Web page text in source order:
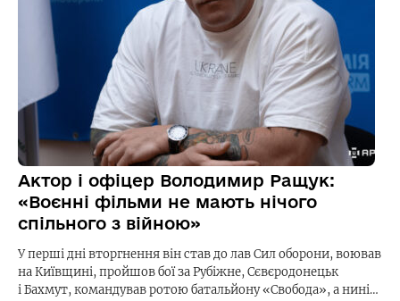
Актор і офіцер Володимир Ращук:
«Воєнні фільми не мають нічого
спільного з війною»
У перші дні вторгнення він став до лав Сил оборони, воював
на Київщині, пройшов бої за Рубіжне, Сєвєродонецьк
і Бахмут, командував ротою батальйону «Свобода», а нині…